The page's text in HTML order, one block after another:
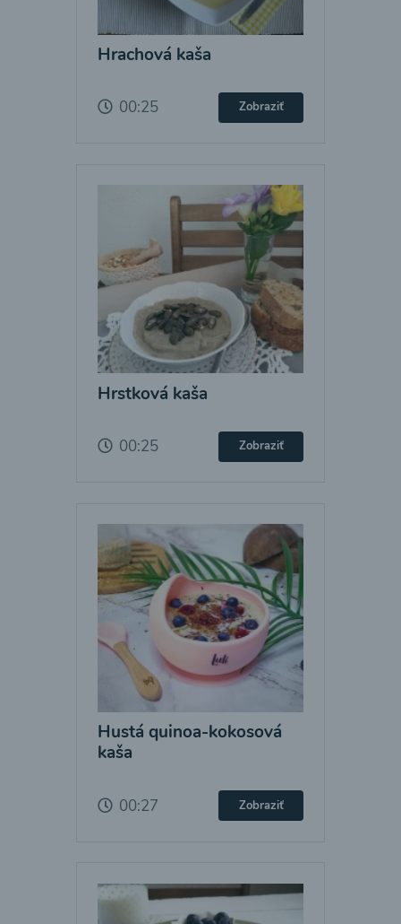
Hrachová kaša
00:25 Zobraziť
Hrstková kaša
00:25 Zobraziť
Hustá quinoa-kokosová
kaša
00:27 Zobraziť